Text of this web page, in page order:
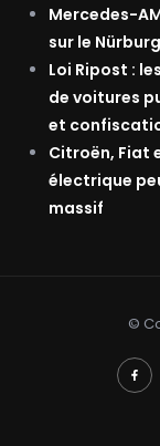
Mercedes-
sur le
Loi Ripost :
de voitures
et
Citroën, Fiat
électrique
massif
©